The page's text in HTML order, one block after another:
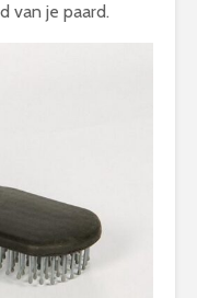
van je paard.